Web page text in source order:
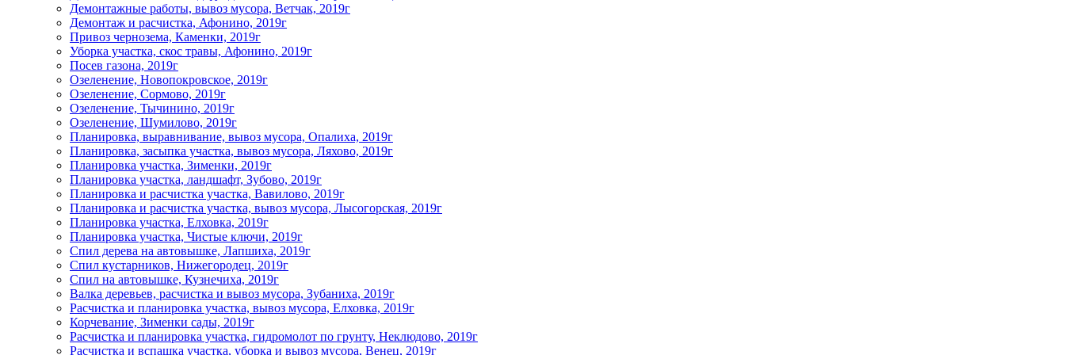
Демонтажные работы, вывоз мусора, Ветчак, 2019г
Демонтаж и расчистка, Афонино, 2019г
Привоз чернозема, Каменки, 2019г
Уборка участка, скос травы, Афонино, 2019г
Посев газона, 2019г
Озеленение, Новопокровское, 2019г
Озеленение, Сормово, 2019г
Озеленение, Тычинино, 2019г
Озеленение, Шумилово, 2019г
Планировка, выравнивание, вывоз мусора, Опалиха, 2019г
Планировка, засыпка участка, вывоз мусора, Ляхово, 2019г
Планировка участка, Зименки, 2019г
Планировка участка, ландшафт, Зубово, 2019г
Планировка и расчистка участка, Вавилово, 2019г
Планировка и расчистка участка, вывоз мусора, Лысогорская, 2019г
Планировка участка, Елховка, 2019г
Планировка участка, Чистые ключи, 2019г
Спил дерева на автовышке, Лапшиха, 2019г
Спил кустарников, Нижегородец, 2019г
Спил на автовышке, Кузнечиха, 2019г
Валка деревьев, расчистка и вывоз мусора, Зубаниха, 2019г
Расчистка и планировка участка, вывоз мусора, Елховка, 2019г
Корчевание, Зименки сады, 2019г
Расчистка и планировка участка, гидромолот по грунту, Неклюдово, 2019г
Расчистка и вспашка участка, уборка и вывоз мусора, Венец, 2019г